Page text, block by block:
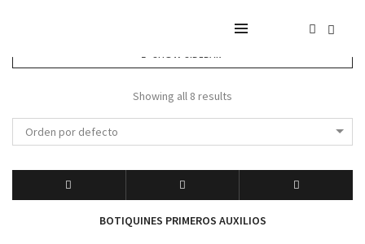
SHOW SIDEBAR
Showing all 8 results
Orden por defecto
BOTIQUINES PRIMEROS AUXILIOS